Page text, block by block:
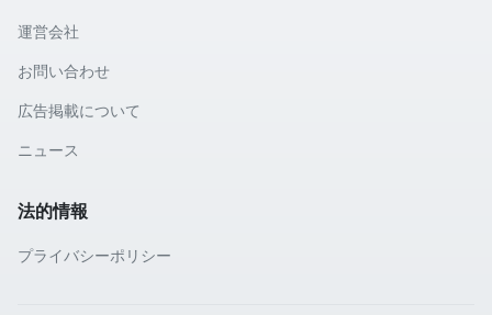
運営会社
お問い合わせ
広告掲載について
ニュース
法的情報
プライバシーポリシー